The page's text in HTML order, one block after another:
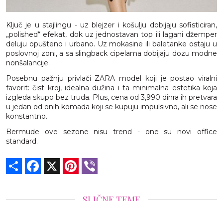
Ključ je u stajlingu - uz blejzer i košulju dobijaju sofisticiran,
„polished“ efekat, dok uz jednostavan top ili lagani džemper
deluju opušteno i urbano. Uz mokasine ili baletanke ostaju u
poslovnoj zoni, a sa slingback cipelama dobijaju dozu modne
nonšalancije.
Posebnu pažnju privlači ZARA model koji je postao viralni
favorit: čist kroj, idealna dužina i ta minimalna estetika koja
izgleda skupo bez truda. Plus, cena od 3,990 dinra ih pretvara
u jedan od onih komada koji se kupuju impulsivno, ali se nose
konstantno.
Bermude ove sezone nisu trend - one su novi office
standard.
Share Facebook Pinterest